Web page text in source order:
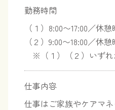
勤務時間
（１）8:00〜17:00／休
（２）9:00〜18:00／休
※（１）（２）いずれ
仕事内容
仕事はご家族やケアマ